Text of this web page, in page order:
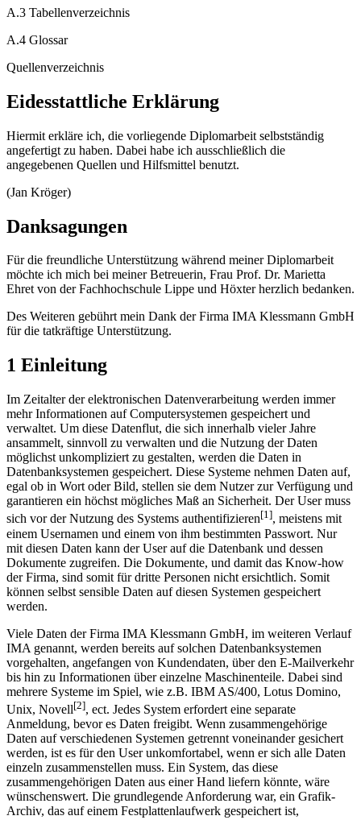
A.3 Tabellenverzeichnis
A.4 Glossar
Quellenverzeichnis
Eidesstattliche Erklärung
Hiermit erkläre ich, die vorliegende Diplomarbeit selbstständig
angefertigt zu haben. Dabei habe ich ausschließlich die
angegebenen Quellen und Hilfsmittel benutzt.
(Jan Kröger)
Danksagungen
Für die freundliche Unterstützung während meiner Diplomarbeit
möchte ich mich bei meiner Betreuerin, Frau Prof. Dr. Marietta
Ehret von der Fachhochschule Lippe und Höxter herzlich bedanken.
Des Weiteren gebührt mein Dank der Firma IMA Klessmann GmbH
für die tatkräftige Unterstützung.
1 Einleitung
Im Zeitalter der elektronischen Datenverarbeitung werden immer
mehr Informationen auf Computersystemen gespeichert und
verwaltet. Um diese Datenflut, die sich innerhalb vieler Jahre
ansammelt, sinnvoll zu verwalten und die Nutzung der Daten
möglichst unkompliziert zu gestalten, werden die Daten in
Datenbanksystemen gespeichert. Diese Systeme nehmen Daten auf,
egal ob in Wort oder Bild, stellen sie dem Nutzer zur Verfügung und
garantieren ein höchst mögliches Maß an Sicherheit. Der User muss
sich vor der Nutzung des Systems authentifizieren[1], meistens mit
einem Usernamen und einem von ihm bestimmten Passwort. Nur
mit diesen Daten kann der User auf die Datenbank und dessen
Dokumente zugreifen. Die Dokumente, und damit das Know-how
der Firma, sind somit für dritte Personen nicht ersichtlich. Somit
können selbst sensible Daten auf diesen Systemen gespeichert
werden.
Viele Daten der Firma IMA Klessmann GmbH, im weiteren Verlauf
IMA genannt, werden bereits auf solchen Datenbanksystemen
vorgehalten, angefangen von Kundendaten, über den E-Mailverkehr
bis hin zu Informationen über einzelne Maschinenteile. Dabei sind
mehrere Systeme im Spiel, wie z.B. IBM AS/400, Lotus Domino,
Unix, Novell[2], ect. Jedes System erfordert eine separate
Anmeldung, bevor es Daten freigibt. Wenn zusammengehörige
Daten auf verschiedenen Systemen getrennt voneinander gesichert
werden, ist es für den User unkomfortabel, wenn er sich alle Daten
einzeln zusammenstellen muss. Ein System, das diese
zusammengehörigen Daten aus einer Hand liefern könnte, wäre
wünschenswert. Die grundlegende Anforderung war, ein Grafik-
Archiv, das auf einem Festplattenlaufwerk gespeichert ist,